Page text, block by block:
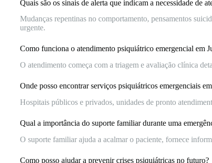
Quais são os sinais de alerta que indicam a necessidade de
Mudanças repentinas no comportamento, pensamentos
urgente.
Como funciona o atendimento psiquiátrico emergencial em
O atendimento começa com a triagem e avaliação clínica
Onde posso encontrar serviços psiquiátricos emergenciais
Hospitais públicos e privados, unidades de pronto
Qual a importância do suporte familiar durante uma
O suporte familiar ajuda a acalmar o paciente, fornece
Como posso ajudar a prevenir crises psiquiátricas no futuro?